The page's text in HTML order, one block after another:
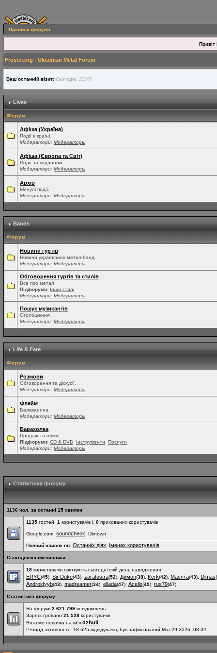
Правила форума
Привіт
Froster.org - Ukrainian Metal Forum
Ваш останній візит: Сьогодні, 23:47
Lives
Форум
Афіша (Україна)
Події в країні.
Модератори: Модераторы
Афіша (Європа та Світ)
Події за кордоном.
Модератори: Модераторы
Архів
Минулі події.
Модератори: Модераторы
Bands
Форум
Новини гуртів
Новини українських метал-банд.
Модератори: Модераторы
Обговорення гуртів та стилів
Все про метал.
Підфоруми: Інши стилі
Модератори: Модераторы
Пошук музикантів
Оголошення.
Модератори: Модераторы
Life & Fate
Форум
Розмови
Обговорення та діскусії.
Модератори: Модераторы
Флейм
Балаканина.
Модератори: Модераторы
Барахолка
Продаж та обмін.
Підфоруми: СD & DVD Інструменти
Послуги
Модератори: Модераторы
Статистика форуму
1136 чол. за останні 15 хвилин
1135 гостей, 1 користувачів і, 0 прихованих користувачів
Google.com, soundcheck , Uknown
Повний список по: Останніх діях Іменах користувачів
Сьогоднішні іменинники
18 користувачів святкують сьогодні свій день народження
ERYC(45), Sir Duke(43), zaratustra(52), Димон(38), Kerk(42), Масята(43), Dimas(
Androidyyb(43), madreamer(34), ellada(47), Acello(49), rus79(47)
Статистика форуму
На форумі 2 621 799 повідомлень
Зареєстровано 21 528 користувачів
Вітаємо новачка на ім'я dzhuli
Рекорд активності - 18 625 відвідувачів, був зафіксований Mar 29 2026, 08:32